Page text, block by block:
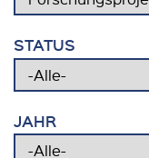
STATUS
JAHR